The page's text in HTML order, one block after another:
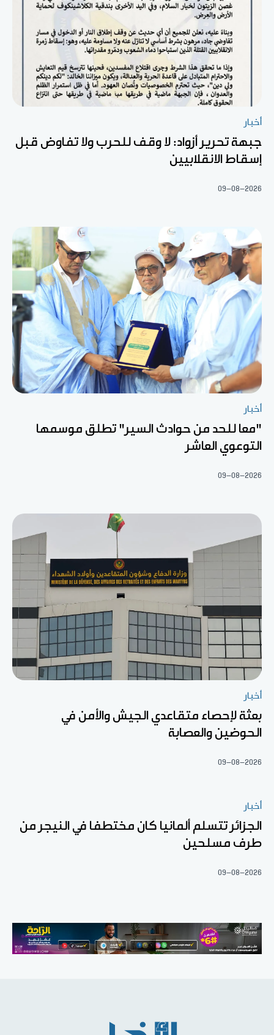
أخبار
جبهة تحرير أزواد: لا وقف للحرب ولا تفاوض قبل
إسقاط الانقلابيين
09-08-2026
أخبار
"معا للحد من حوادث السير" تطلق موسمها
التوعوي العاشر
09-08-2026
أخبار
بعثة لإحصاء متقاعدي الجيش والأمن في
الحوضين والعصابة
09-08-2026
أخبار
الجزائر تتسلم ألمانيا كان مختطفا في النيجر من
طرف مسلحين
09-08-2026